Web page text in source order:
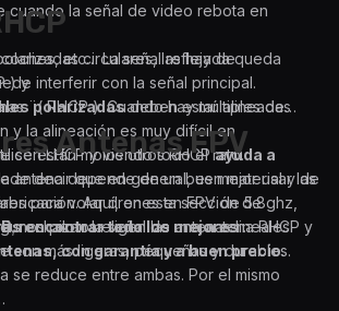
cuando la señal de video rebota en
etc… La señal reflejada queda
interferir con la señal principal.
polarizadasdeben estar alineadas
y la alineación es muy difícil en
se están moviendo todo el rato.
decir que en general, es mejor usar las
para volar drones en FPV de 5.8ghz,
pilotos eligen las antenas lineales
son más ligeras, pequeñas y durables.
circulares, las hay de
) y
¨( RHCP ). Cuando hay múltiples de
LHCP y los otros RHCPayuda a
; rechazan la señal de una antena RHCP y
se reduce entre ambas. Por el mismo
Antenas FPV
antena depende de un buen material y de
Aquí, en esta sección de
encontrar todo los mejores
con garantía y a buen precio.